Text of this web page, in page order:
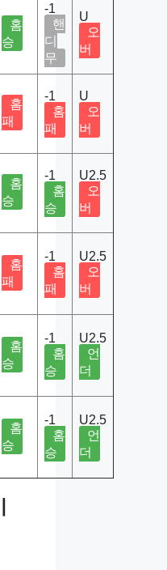
홈
승
-1
핸
디
무
U
오
버
홈
패
-1
홈
패
U
오
버
홈
승
-1
홈
승
U2.5
오
버
홈
패
-1
홈
패
U2.5
오
버
홈
승
-1
홈
승
U2.5
언
더
홈
승
-1
홈
승
U2.5
언
더